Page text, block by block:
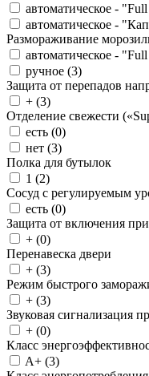
автоматическое -
автоматическое -
Размораживание
автоматическое -
ручное (3)
Защита от перепадов
+ (3)
Отделение свежести
есть (0)
нет (3)
Полка для бутылок
1 (2)
Сосуд с регулируемым
есть (0)
Защита от включения
+ (0)
Перенавеска двери
+ (3)
Режим быстрого
+ (3)
Звуковая сигнализация
+ (0)
Класс
A+ (3)